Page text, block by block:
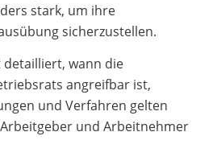
stark, um ihre
sicherzustellen.
detailliert, wann die
angreifbar ist,
und Verfahren gelten
und Arbeitnehmer